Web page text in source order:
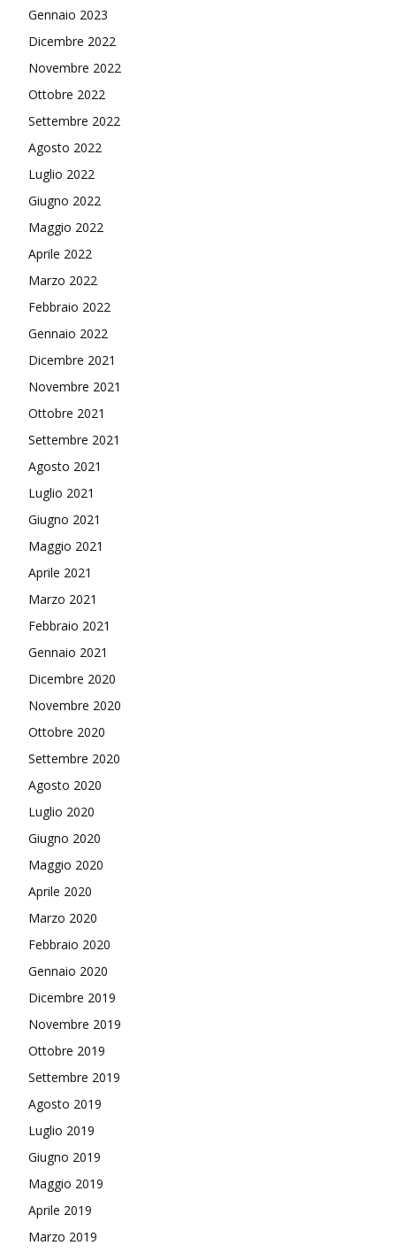
Gennaio 2023
Dicembre 2022
Novembre 2022
Ottobre 2022
Settembre 2022
Agosto 2022
Luglio 2022
Giugno 2022
Maggio 2022
Aprile 2022
Marzo 2022
Febbraio 2022
Gennaio 2022
Dicembre 2021
Novembre 2021
Ottobre 2021
Settembre 2021
Agosto 2021
Luglio 2021
Giugno 2021
Maggio 2021
Aprile 2021
Marzo 2021
Febbraio 2021
Gennaio 2021
Dicembre 2020
Novembre 2020
Ottobre 2020
Settembre 2020
Agosto 2020
Luglio 2020
Giugno 2020
Maggio 2020
Aprile 2020
Marzo 2020
Febbraio 2020
Gennaio 2020
Dicembre 2019
Novembre 2019
Ottobre 2019
Settembre 2019
Agosto 2019
Luglio 2019
Giugno 2019
Maggio 2019
Aprile 2019
Marzo 2019